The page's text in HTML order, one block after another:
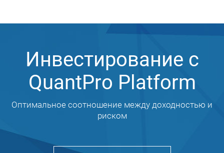
Инвестирование с
QuantPro Platform
Оптимальное соотношение между доходностью и
риском